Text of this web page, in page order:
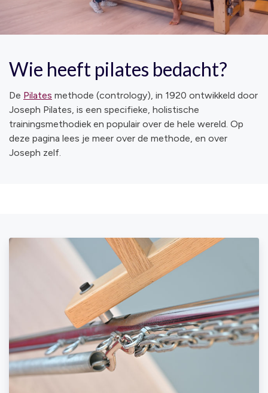
Wie heeft pilates bedacht?
De Pilates methode (contrology), in 1920 ontwikkeld door
Joseph Pilates, is een specifieke, holistische
trainingsmethodiek en populair over de hele wereld. Op
deze pagina lees je meer over de methode, en over
Joseph zelf.